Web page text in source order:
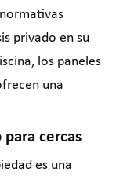
privado en su
los paneles
una
cercas
es una